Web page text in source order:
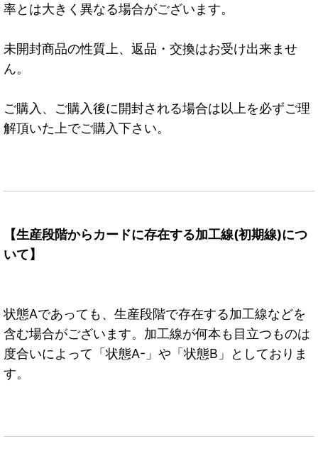
率とは大きく異なる場合がございます。
未開封商品の性質上、返品・交換はお受け出来ませ
ん。
ご購入、ご購入後に開封される場合は以上を必ずご理
解頂いた上でご購入下さい。
【生産段階からカードに存在する加工線(初期線)につ
いて】
状態Aであっても、生産段階で存在する加工線などを
含む場合がございます。加工線が何本も目立つものは
度合いによって「状態A-」や「状態B」としておりま
す。